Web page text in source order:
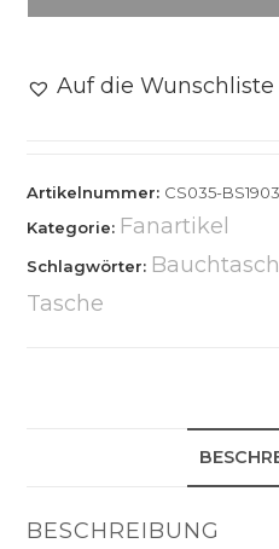
Auf die Wunschliste
Artikelnummer: CS035-
Kategorie: Fanartikel
Schlagwörter:
Tasche
BESCHREIBUNG